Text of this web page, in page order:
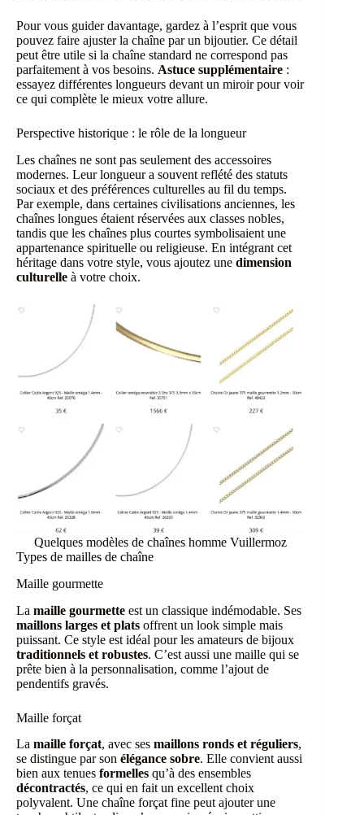
Pour vous guider davantage, gardez à l’esprit que vous
pouvez faire ajuster la chaîne par un bijoutier. Ce détail
peut être utile si la chaîne standard ne correspond pas
parfaitement à vos besoins. Astuce supplémentaire :
essayez différentes longueurs devant un miroir pour voir
ce qui complète le mieux votre allure.
Perspective historique : le rôle de la longueur
Les chaînes ne sont pas seulement des accessoires
modernes. Leur longueur a souvent reflété des statuts
sociaux et des préférences culturelles au fil du temps.
Par exemple, dans certaines civilisations anciennes, les
chaînes longues étaient réservées aux classes nobles,
tandis que les chaînes plus courtes symbolisaient une
appartenance spirituelle ou religieuse. En intégrant cet
héritage dans votre style, vous ajoutez une dimension
culturelle à votre choix.
Quelques modèles de chaînes homme Vuillermoz
Types de mailles de chaîne
Maille gourmette
La maille gourmette est un classique indémodable. Ses
maillons larges et plats offrent un look simple mais
puissant. Ce style est idéal pour les amateurs de bijoux
traditionnels et robustes. C’est aussi une maille qui se
prête bien à la personnalisation, comme l’ajout de
pendentifs gravés.
Maille forçat
La maille forçat, avec ses maillons ronds et réguliers,
se distingue par son élégance sobre. Elle convient aussi
bien aux tenues formelles qu’à des ensembles
décontractés, ce qui en fait un excellent choix
polyvalent. Une chaîne forçat fine peut ajouter une